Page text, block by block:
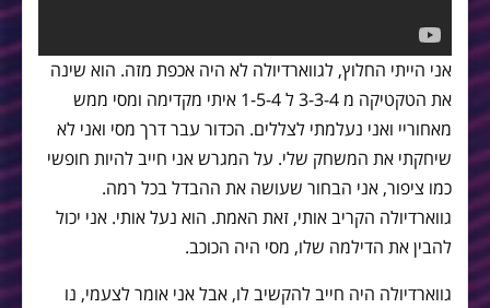
אני הייתי החלוץ, לגווארדיולה לא היה אכפת מזה. הוא שינה
את הטקטיקה מ 3-3-4 ל 1-5-4 איתי מקדימה ומסי ממש
מאחוריי ואני נעלמתי לצללים. הכדור עבר דרך מסי ואני לא
שיחקתי את המשחק שלי. על המגרש אני חייב להיות חופשי
כמו ציפור, אני הבחור שעושה את ההבדל בכל רמה.
גווארדיולה הקריב אותי, זאת האמת. הוא נעל אותי. אני יכול
להבין את הדילמה שלו, מסי היה הכוכב.
גווארדיולה היה חייב להקשיב לו, אבל אני אומר לצעמי, נו